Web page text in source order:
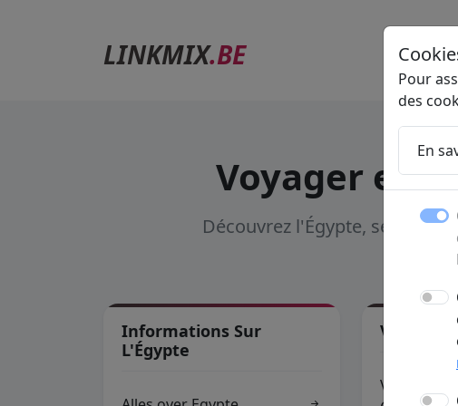
LINKMIX.BE
Voyager en
Découvrez l'Égypte, ses
Informations Sur
L'Égypte
Vakantie
Pour
des
En